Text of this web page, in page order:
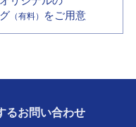
（有料） をご用意
るお問い合わせ